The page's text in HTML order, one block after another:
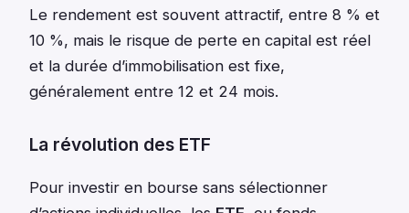
Le rendement est souvent attractif, entre 8 % et
10 %, mais le risque de perte en capital est réel
et la durée d’immobilisation est fixe,
généralement entre 12 et 24 mois.
La révolution des ETF
Pour investir en bourse sans sélectionner